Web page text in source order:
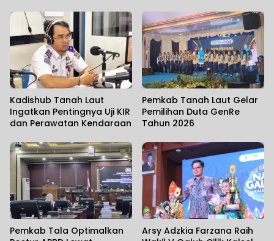
Infrastruktur Kelistrikan
Kadishub Tanah Laut
Ingatkan Pentingnya Uji KIR
dan Perawatan Kendaraan
Pemkab Tanah Laut Gelar
Pemilihan Duta GenRe
Tahun 2026
Pemkab Tala Optimalkan
Arsy Adzkia Farzana Raih